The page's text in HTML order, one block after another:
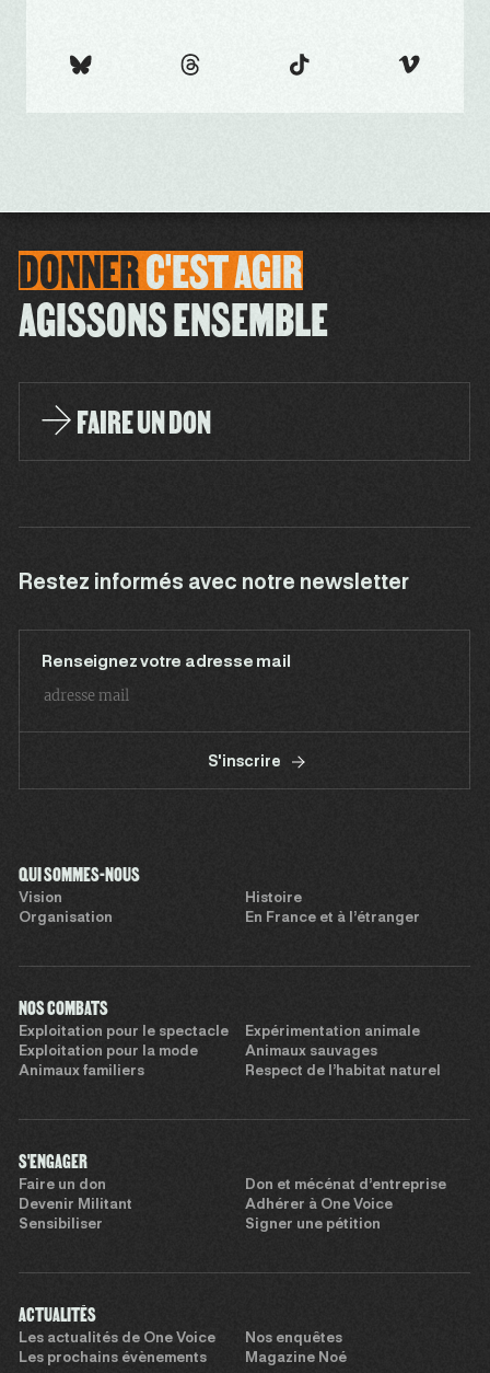
DONNERC'ESTAGIR
AGISSONS ENSEMBLE
FAIRE UN DON
Restez informés avec notre newsletter
Renseignez votre adresse mail
S'inscrire
QUI SOMMES-NOUS
Vision
Histoire
Organisation
En France et à l’étranger
NOS COMBATS
Exploitation pour le spectacle
Expérimentation animale
Exploitation pour la mode
Animaux sauvages
Animaux familiers
Respect de l’habitat naturel
S'ENGAGER
Faire un don
Don et mécénat d’entreprise
Devenir Militant
Adhérer à One Voice
Sensibiliser
Signer une pétition
ACTUALITÉS
Les actualités de One Voice
Nos enquêtes
Les prochains évènements
Magazine Noé